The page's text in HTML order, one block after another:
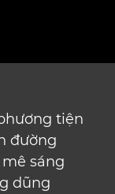
tiện
đường
sáng
dũng